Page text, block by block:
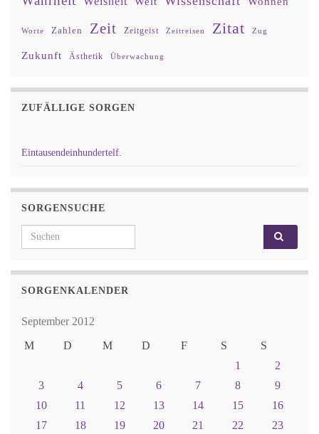
Worte Zahlen Zeit Zeitgeist Zeitreisen Zitat Zug
Zukunft Ästhetik Überwachung
ZUFÄLLIGE SORGEN
Eintausendeinhundertelf.
SORGENSUCHE
Search for:
SORGENKALENDER
September 2012
M
D M D F S
S
1
2
3
4 5 6 7 8
9
10
11 12 13 14 15
16
17
18 19 20 21 22
23